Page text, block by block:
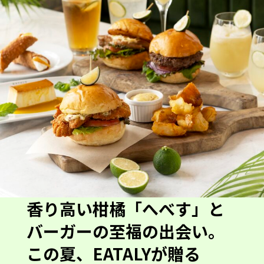
香り高い柑橘「へべす」と
バーガーの至福の出会い。
この夏、EATALYが贈る
「Vacanze a Miyazaki」